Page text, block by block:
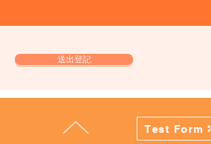
送出登記
Test Form